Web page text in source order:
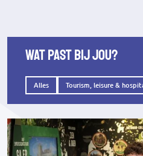
Wat past bij jou?
Alles Tourism, leisure &